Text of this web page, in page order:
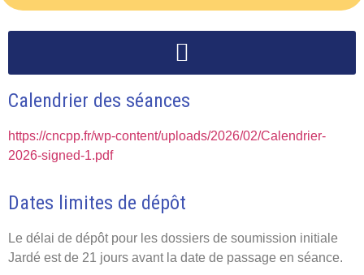
Calendrier des séances
https://cncpp.fr/wp-content/uploads/2026/02/Calendrier-
2026-signed-1.pdf
Dates limites de dépôt
Le délai de dépôt pour les dossiers de soumission initiale
Jardé est de 21 jours avant la date de passage en séance.